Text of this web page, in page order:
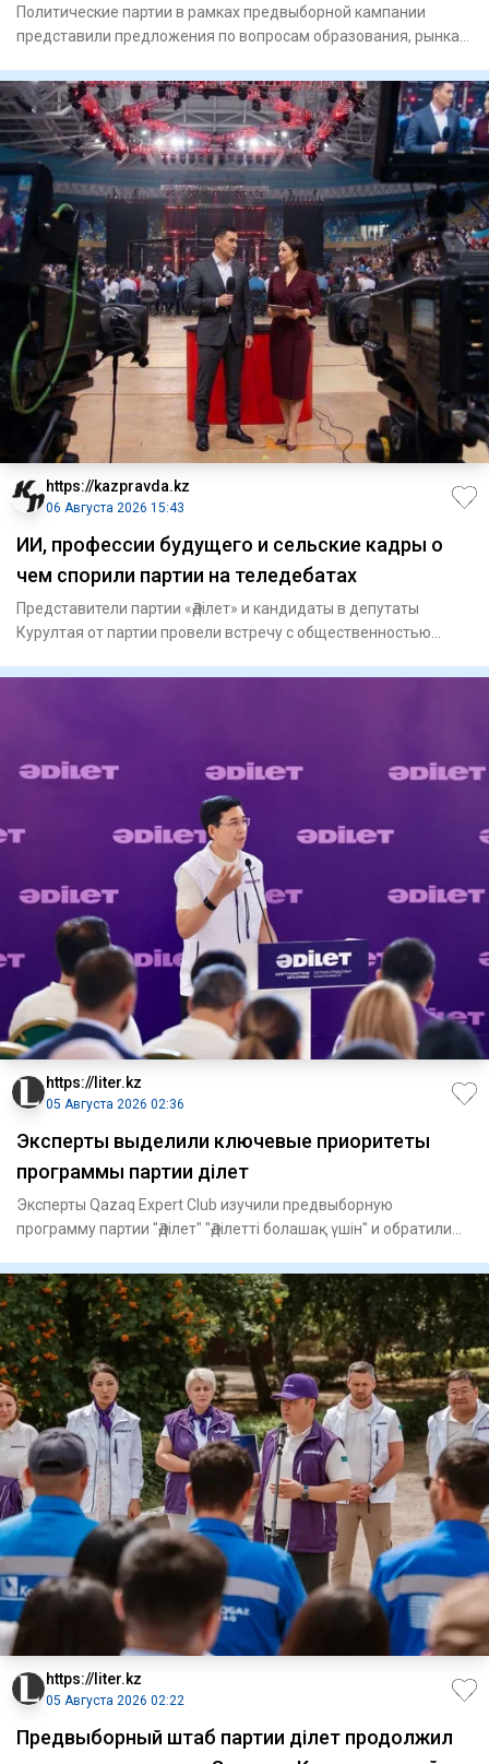
Политические партии в рамках предвыборной кампании
представили предложения по вопросам образования, рынка
https://kazpravda.kz
06 Августа 2026 15:43
ИИ, профессии будущего и сельские кадры о
чем спорили партии на теледебатах
Представители партии «Әділет» и кандидаты в депутаты
Курултая от партии провели встречу с общественностью
https://liter.kz
05 Августа 2026 02:36
Эксперты выделили ключевые приоритеты
программы партии Әділет
Эксперты Qazaq Expert Club изучили предвыборную
программу партии "Әділет" "Әділетті болашақ үшін" и обратили
https://liter.kz
05 Августа 2026 02:22
Предвыборный штаб партии Әділет продолжил